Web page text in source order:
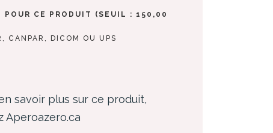
POUR CE PRODUIT (SEUIL : 150,00
CANPAR, DICOM OU UPS
savoir plus sur ce produit,
Aperoazero.ca